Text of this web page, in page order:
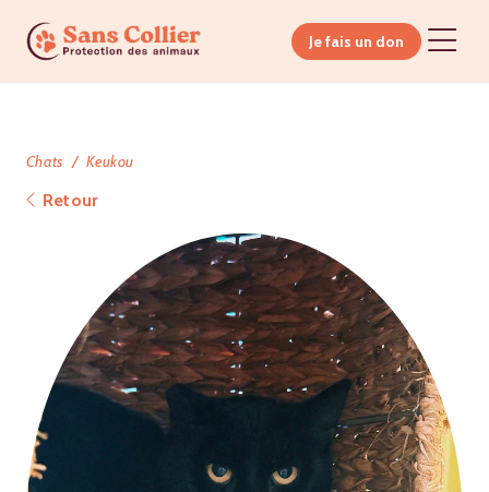
Je fais un don
Chats Keukou
Retour